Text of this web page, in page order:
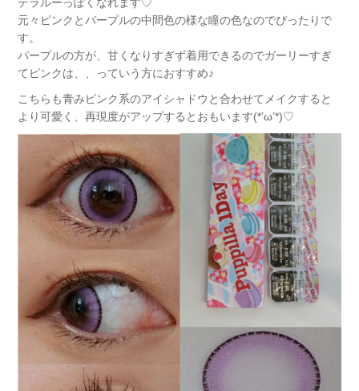
テラルーっぽくなれます♡
元々ピンクとパープルの中間色の様な瞳の色なのでぴったりで
す。
パープルの方が、甘くなりすぎず着用できるのでガーリーすぎ
てピンクは、、っていう方におすすめ♪
こちらも青みピンク系のアイシャドウと合わせてメイクすると
より可愛く、再現度がアップするとおもいます(*’ω’*)♡